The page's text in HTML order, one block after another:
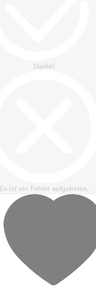
Danke!
Es ist ein Fehler aufgetreten.